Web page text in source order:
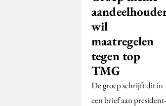
wil
maatregelen
tegen top
TMG
De groep schrijft dit in
een brief aan president-